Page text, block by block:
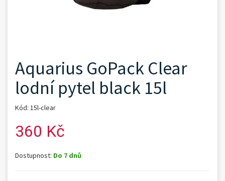
Aquarius GoPack Clear
lodní pytel black 15l
Kód: 15l-clear
360 Kč
Dostupnost: Do 7 dnů